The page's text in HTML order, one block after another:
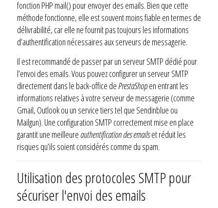
fonction PHP mail() pour envoyer des emails. Bien que cette
méthode fonctionne, elle est souvent moins fiable en termes de
délivrabilité, car elle ne fournit pas toujours les informations
d’authentification nécessaires aux serveurs de messagerie.
Il est recommandé de passer par un serveur SMTP dédié pour
l’envoi des emails. Vous pouvez configurer un serveur SMTP
directement dans le back-office dePrestaShopen entrant les
informations relatives à votre serveur de messagerie (comme
Gmail, Outlook ou un service tiers tel que Sendinblue ou
Mailgun). Une configuration SMTP correctement mise en place
garantit une meilleure authentification des emailset réduit les
risques qu’ils soient considérés comme du spam.
Utilisation des protocoles SMTP pour
sécuriser l'envoi des emails